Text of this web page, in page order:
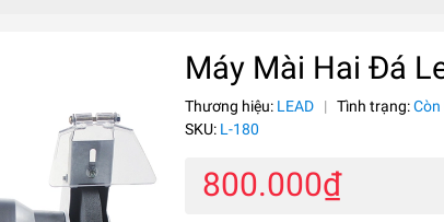
Máy Mài Hai Đá
Thương hiệu: LEAD | Tình trạng:Còn
SKU: L-180
800.000₫